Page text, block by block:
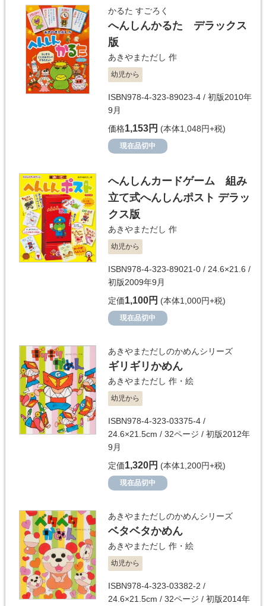
かるた すごろく
へんしんかるた デラックス
版
あきやまただし 作
幼児から
ISBN978-4-323-89023-4 / 初版2010年
9月
価格1,153円 (本体1,048円+税)
現在品切中
へんしんカードゲーム 組み
立て式へんしんポスト デラッ
クス版
あきやまただし 作
幼児から
ISBN978-4-323-89021-0 / 24.6×21.6 /
初版2009年9月
定価1,100円 (本体1,000円+税)
現在品切中
あきやまただしのかめんシリーズ
ギリギリかめん
あきやまただし 作・絵
幼児から
ISBN978-4-323-03375-4 /
24.6×21.5cm / 32ページ / 初版2012年
9月
定価1,320円 (本体1,200円+税)
現在品切中
あきやまただしのかめんシリーズ
ベタベタかめん
あきやまただし 作・絵
幼児から
ISBN978-4-323-03382-2 /
24.6×21.5cm / 32ページ / 初版2014年